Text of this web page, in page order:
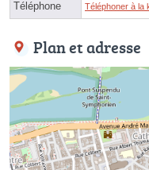
Téléphone Téléphoner à la
Plan et adresse